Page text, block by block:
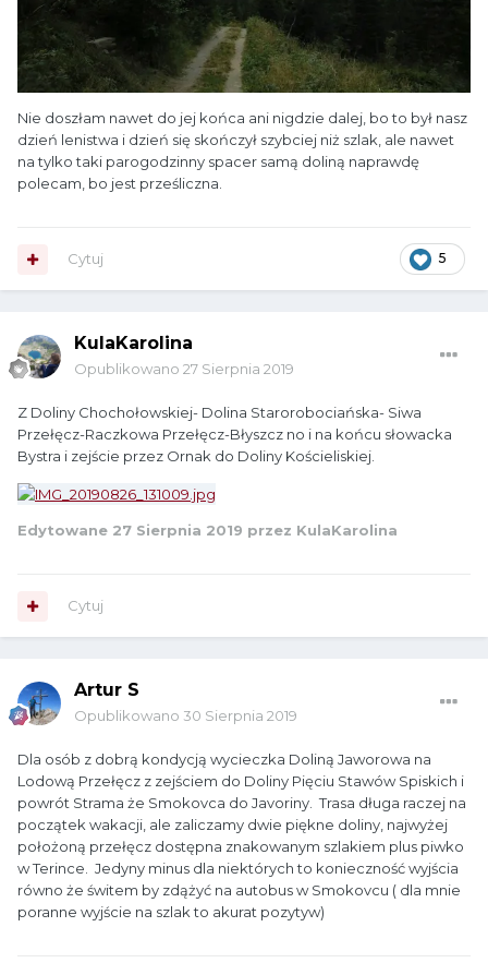
Nie doszłam nawet do jej końca ani nigdzie dalej, bo to był nasz
dzień lenistwa i dzień się skończył szybciej niż szlak, ale nawet
na tylko taki parogodzinny spacer samą doliną naprawdę
polecam, bo jest prześliczna.
5
Cytuj
KulaKarolina
Opublikowano 27 Sierpnia 2019
Z Doliny Chochołowskiej- Dolina Starorobociańska- Siwa
Przełęcz-Raczkowa Przełęcz-Błyszcz no i na końcu słowacka
Bystra i zejście przez Ornak do Doliny Kościeliskiej.
Edytowane 27 Sierpnia 2019 przez KulaKarolina
Cytuj
Artur S
Opublikowano 30 Sierpnia 2019
Dla osób z dobrą kondycją wycieczka Doliną Jaworowa na
Lodową Przełęcz z zejściem do Doliny Pięciu Stawów Spiskich i
powrót Strama że Smokovca do Javoriny. Trasa długa raczej na
początek wakacji, ale zaliczamy dwie piękne doliny, najwyżej
położoną przełęcz dostępna znakowanym szlakiem plus piwko
w Terince. Jedyny minus dla niektórych to konieczność wyjścia
równo że świtem by zdążyć na autobus w Smokovcu ( dla mnie
poranne wyjście na szlak to akurat pozytyw)